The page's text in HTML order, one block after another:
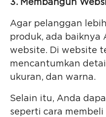
3. Membangun
Agar pelanggan
produk, ada baiknya
website. Di website
mencantumkan
ukuran, dan warna.
Selain itu, Anda
seperti cara